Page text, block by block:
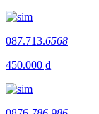
087.713.6568
450.000 ₫